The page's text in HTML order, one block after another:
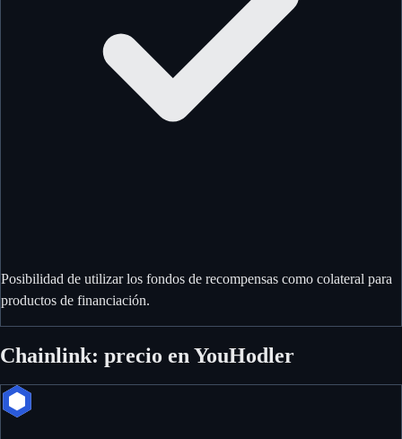
Posibilidad de utilizar los fondos de recompensas como colateral para
productos de financiación.
Chainlink: precio en YouHodler